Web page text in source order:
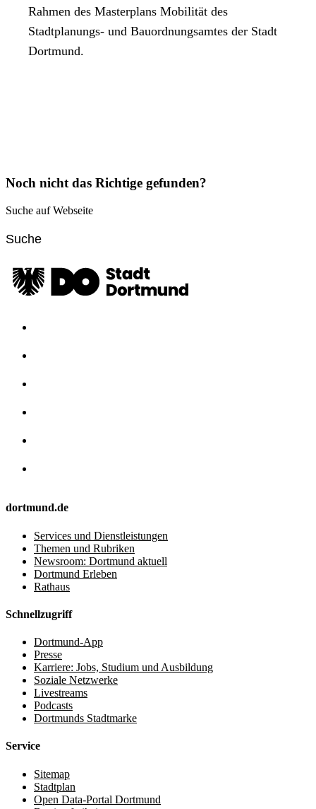
Rahmen des Masterplans Mobilität des
Stadtplanungs- und Bauordnungsamtes der Stadt
Dortmund.
Noch nicht das Richtige gefunden?
Suche auf Webseite
dortmund.de
Services und Dienstleistungen
Themen und Rubriken
Newsroom: Dortmund aktuell
Dortmund Erleben
Rathaus
Schnellzugriff
Dortmund-App
Presse
Karriere: Jobs, Studium und Ausbildung
Soziale Netzwerke
Livestreams
Podcasts
Dortmunds Stadtmarke
Service
Sitemap
Stadtplan
Open Data-Portal Dortmund